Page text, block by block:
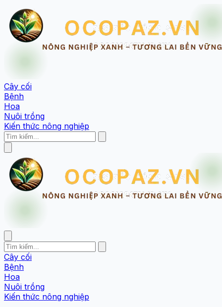
Cây cối
Bệnh
Hoa
Nuôi trồng
Kiến thức nông nghiệp
Cây cối
Bệnh
Hoa
Nuôi trồng
Kiến thức nông nghiệp